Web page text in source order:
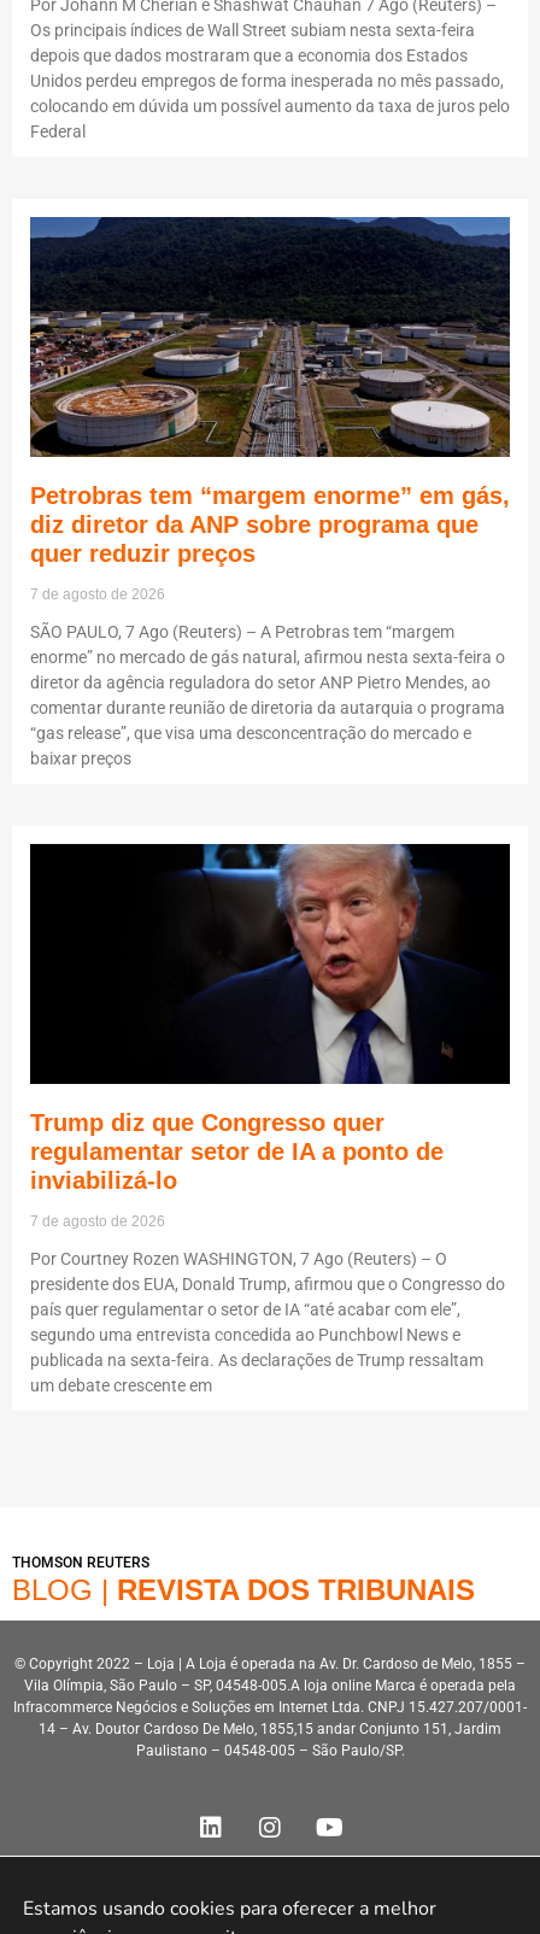
Por Johann M Cherian e Shashwat Chauhan 7 Ago (Reuters) –
Os principais índices de Wall Street subiam nesta sexta-feira
depois que dados mostraram que a economia dos Estados
Unidos perdeu empregos de forma inesperada no mês passado,
colocando em dúvida um possível aumento da taxa de juros pelo
Federal
Petrobras tem “margem enorme” em gás,
diz diretor da ANP sobre programa que
quer reduzir preços
7 de agosto de 2026
SÃO PAULO, 7 Ago (Reuters) – A Petrobras tem “margem
enorme” no mercado de gás natural, afirmou nesta sexta-feira o
diretor da agência reguladora do setor ANP Pietro Mendes, ao
comentar durante reunião de diretoria da autarquia o programa
“gas release”, que visa uma desconcentração do mercado e
baixar preços
Trump diz que Congresso quer
regulamentar setor de IA a ponto de
inviabilizá-lo
7 de agosto de 2026
Por Courtney Rozen WASHINGTON, 7 Ago (Reuters) – O
presidente dos EUA, Donald Trump, afirmou que o Congresso do
país quer regulamentar o setor de IA “até acabar com ele”,
segundo uma entrevista concedida ao Punchbowl News e
publicada na sexta-feira. As declarações de Trump ressaltam
um debate crescente em
THOMSON REUTERS
BLOG | REVISTA DOS TRIBUNAIS
© Copyright 2022 – Loja | A Loja é operada na Av. Dr. Cardoso de Melo, 1855 –
Vila Olímpia, São Paulo – SP, 04548-005.A loja online Marca é operada pela
Infracommerce Negócios e Soluções em Internet Ltda. CNPJ 15.427.207/0001-
14 – Av. Doutor Cardoso De Melo, 1855,15 andar Conjunto 151, Jardim
Paulistano – 04548-005 – São Paulo/SP.
Estamos usando cookies para oferecer a melhor